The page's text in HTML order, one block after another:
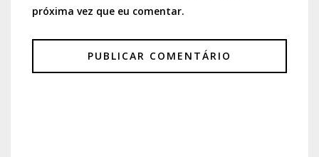
próxima vez que eu comentar.